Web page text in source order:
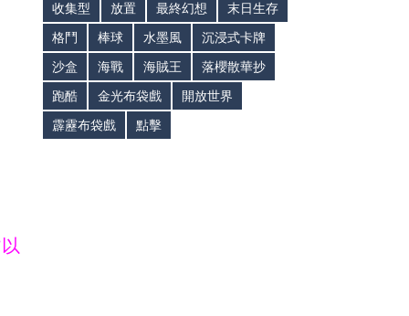
收集型
放置 最終幻想
末日生存
格鬥
棒球 水墨風
沉浸式卡牌
沙盒
海戰 海賊王
落櫻散華抄
跑酷
金光布袋戲
開放世界
霹靂布袋戲
點擊